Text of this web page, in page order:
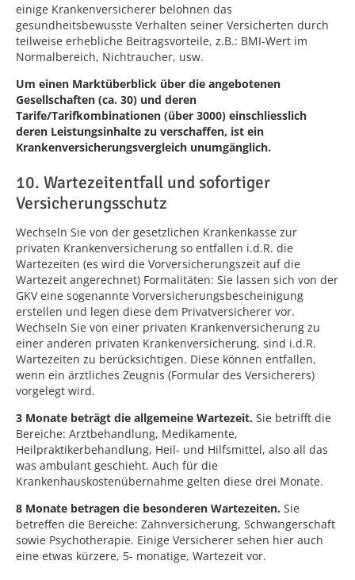
einige Krankenversicherer belohnen das
gesundheitsbewusste Verhalten seiner Versicherten durch
teilweise erhebliche Beitragsvorteile, z.B.: BMI-Wert im
Normalbereich, Nichtraucher, usw.
Um einen Marktüberblick über die angebotenen
Gesellschaften (ca. 30) und deren
Tarife/Tarifkombinationen (über 3000) einschliesslich
deren Leistungsinhalte zu verschaffen, ist ein
Krankenversicherungsvergleich unumgänglich.
10. Wartezeitentfall und sofortiger
Versicherungsschutz
Wechseln Sie von der gesetzlichen Krankenkasse zur
privaten Krankenversicherung so entfallen i.d.R. die
Wartezeiten (es wird die Vorversicherungszeit auf die
Wartezeit angerechnet) Formalitäten: Sie lassen sich von der
GKV eine sogenannte Vorversicherungsbescheinigung
erstellen und legen diese dem Privatversicherer vor.
Wechseln Sie von einer privaten Krankenversicherung zu
einer anderen privaten Krankenversicherung, sind i.d.R.
Wartezeiten zu berücksichtigen. Diese können entfallen,
wenn ein ärztliches Zeugnis (Formular des Versicherers)
vorgelegt wird.
3 Monate beträgt die allgemeine Wartezeit. Sie betrifft die
Bereiche: Arztbehandlung, Medikamente,
Heilpraktikerbehandlung, Heil- und Hilfsmittel, also all das
was ambulant geschieht. Auch für die
Krankenhauskostenübernahme gelten diese drei Monate.
8 Monate betragen die besonderen Wartezeiten. Sie
betreffen die Bereiche: Zahnversicherung, Schwangerschaft
sowie Psychotherapie. Einige Versicherer sehen hier auch
eine etwas kürzere, 5- monatige, Wartezeit vor.